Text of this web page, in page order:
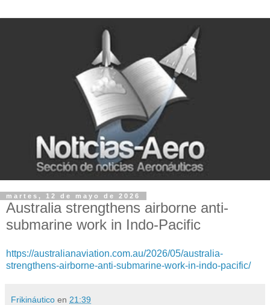
martes, 12 de mayo de 2026
Australia strengthens airborne anti-
submarine work in Indo-Pacific
https://australianaviation.com.au/2026/05/australia-
strengthens-airborne-anti-submarine-work-in-indo-pacific/
Frikináutico en 21:39